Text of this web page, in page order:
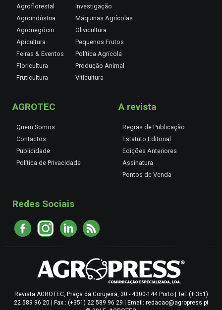
Agroflorestal
Agroindústria
Agronegócio
Apicultura
Feiras & Eventos
Floricultura
Fruticultura
Investigação
Máquinas Agrícolas
Olivicultura
Pequenos Frutos
Política Agrícola
Produção Animal
Viticultura
AGROTEC
Quem Somos
Contactos
Publicidade
Política de Privacidade
A revista
Regras de Publicação
Estatuto Editorial
Edições Anteriores
Assinatura
Pontos de Venda
Redes Sociais
Revista AGROTEC, Praça da Corujeira, 30 - 4300-144 Porto | Tel: (+ 351)
22 589 96 20 | Fax : (+351) 22 589 96 29 | Email: redacao@agropress.pt